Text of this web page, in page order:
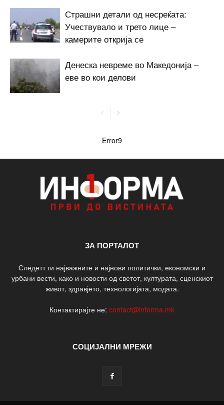
Страшни детали од несреќата:
Учествувало и трето лице –
камерите открија се
Денеска невреме во Македонија –
еве во кои делови
Error9
ЗА ПОРТАЛОТ
Следетт ги најважните и најнови политички, економски и
урбани вести, како и новости од светот, културата, сценскиот
живот, здравјето, технологијата, модата.
Контактирајте не: contact@informa.mk
СОЦИЈАЛНИ МРЕЖИ